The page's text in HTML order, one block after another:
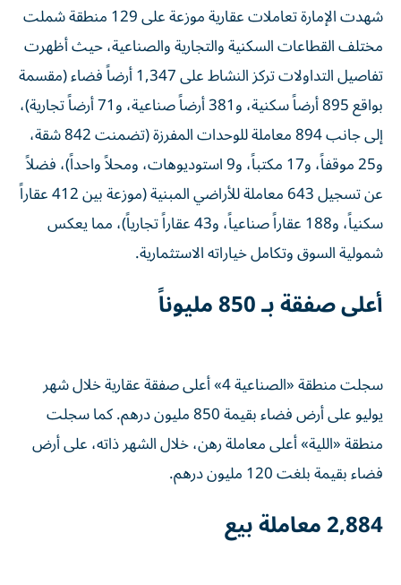
شهدت الإمارة تعاملات عقارية موزعة على 129 منطقة شملت
مختلف القطاعات السكنية والتجارية والصناعية، حيث أظهرت
تفاصيل التداولات تركز النشاط على 1,347 أرضاً فضاء (مقسمة
بواقع 895 أرضاً سكنية، و381 أرضاً صناعية، و71 أرضاً تجارية)،
إلى جانب 894 معاملة للوحدات المفرزة (تضمنت 842 شقة،
و25 موقفاً، و17 مكتباً، و9 استوديوهات، ومحلاً واحداً)، فضلاً
عن تسجيل 643 معاملة للأراضي المبنية (موزعة بين 412 عقاراً
سكنياً، و188 عقاراً صناعياً، و43 عقاراً تجارياً)، مما يعكس
شمولية السوق وتكامل خياراته الاستثمارية.
أعلى صفقة بـ 850 مليوناً
سجلت منطقة «الصناعية 4» أعلى صفقة عقارية خلال شهر
يوليو على أرض فضاء بقيمة 850 مليون درهم. كما سجلت
منطقة «اللية» أعلى معاملة رهن، خلال الشهر ذاته، على أرض
فضاء بقيمة بلغت 120 مليون درهم.
2,884 معاملة بيع